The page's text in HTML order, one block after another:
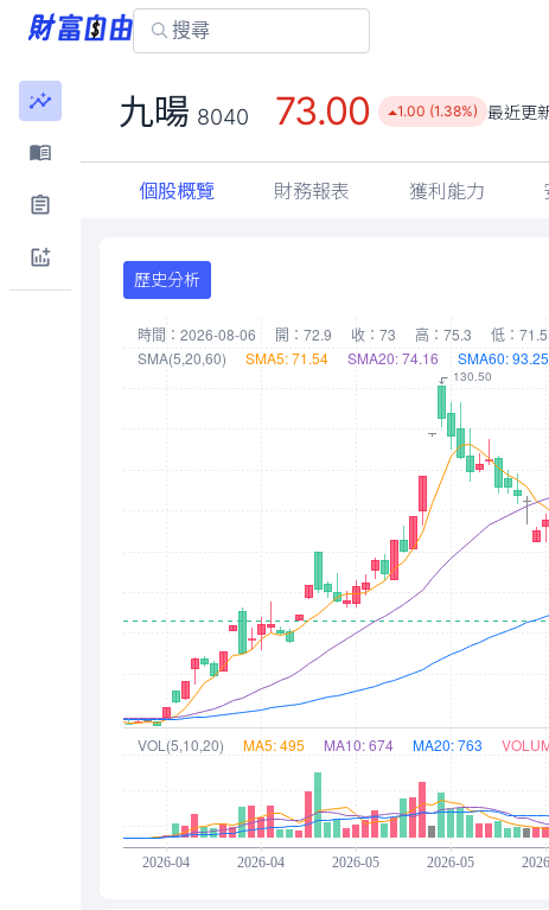
九暘 8040 73.00 1.00 (1.38%) 最近更
個股概覽 財務報表 獲利能力
歷史分析